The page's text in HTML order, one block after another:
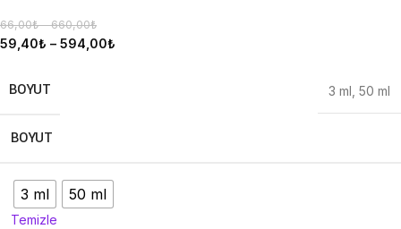
66,00₺ –660,00₺
59,40₺ – 594,00₺
BOYUT 3 ml 50 ml
BOYUT
3 ml 50 ml
Temizle